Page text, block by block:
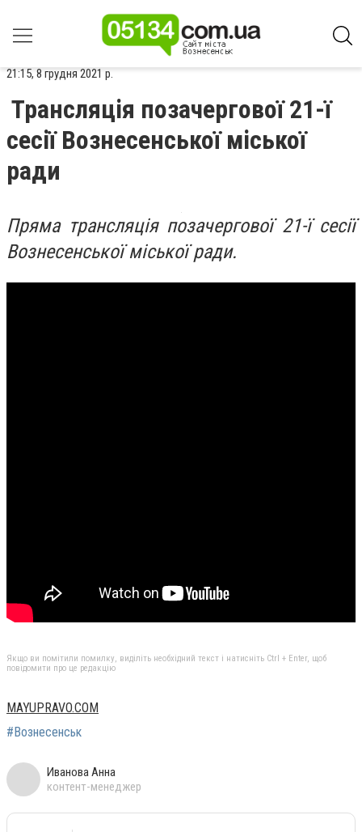
21:15, 8 грудня 2021 р.
Трансляція позачергової 21-ї
сесії Вознесенської міської
ради
Пряма трансляція позачергової 21-ї сесії
Вознесенської міської ради.
Якщо ви помітили помилку, виділіть необхідний текст і натисніть Ctrl + Enter, щоб
повідомити про це редакцію
MAYUPRAVO.COM
#Вознесенськ
Иванова Анна
контент-менеджер